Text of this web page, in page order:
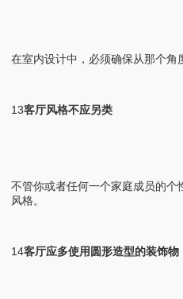
在室内设计中，必须确保从那个角
13客厅风格不应另类
不管你或者任何一个家庭成员的
风格。
14客厅应多使用圆形造型的装饰物